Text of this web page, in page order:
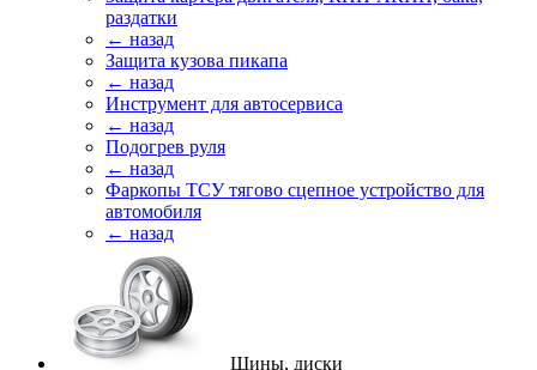
раздатки
← назад
Защита кузова пикапа
← назад
Инструмент для автосервиса
← назад
Подогрев руля
← назад
Фаркопы ТСУ тягово сцепное устройство для
автомобиля
← назад
Шины, диски